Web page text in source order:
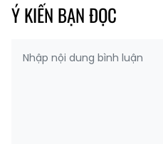
Ý KIẾN BẠN ĐỌC